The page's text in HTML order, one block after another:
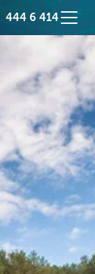
444 6 414